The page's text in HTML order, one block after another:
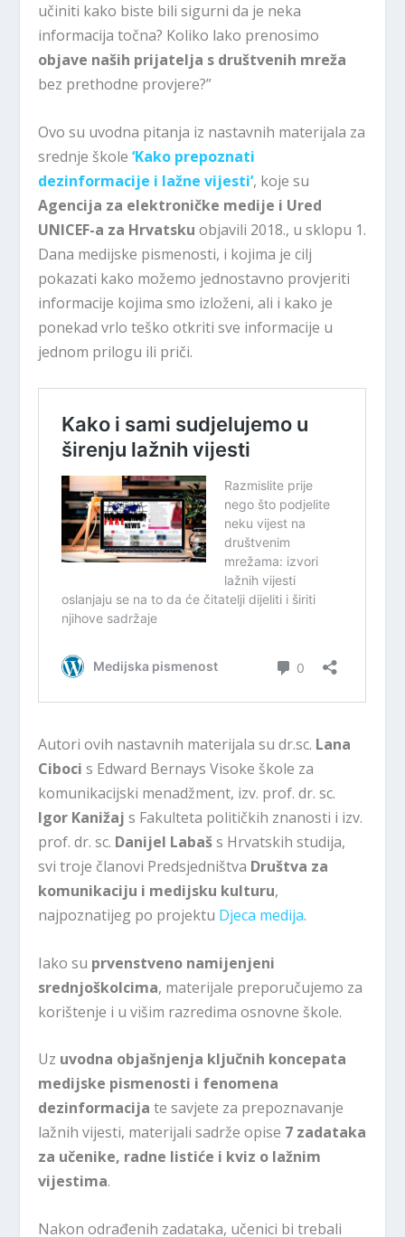
učiniti kako biste bili sigurni da je neka
informacija točna? Koliko lako prenosimo
objave naših prijatelja s društvenih mreža
bez prethodne provjere?”
Ovo su uvodna pitanja iz nastavnih materijala za
srednje škole‘Kako prepoznati
dezinformacije i lažne vijesti’, koje su
Agencija za elektroničke medije i Ured
UNICEF-a za Hrvatsku objavili 2018., u sklopu 1.
Dana medijske pismenosti, i kojima je cilj
pokazati kako možemo jednostavno provjeriti
informacije kojima smo izloženi, ali i kako je
ponekad vrlo teško otkriti sve informacije u
jednom prilogu ili priči.
Autori ovih nastavnih materijala su dr.sc. Lana
Ciboci s Edward Bernays Visoke škole za
komunikacijski menadžment, izv. prof. dr. sc.
Igor Kanižaj s Fakulteta političkih znanosti i izv.
prof. dr. sc. Danijel Labašs Hrvatskih studija,
svi troje članovi Predsjedništva Društva za
komunikaciju i medijsku kulturu,
najpoznatijeg po projektu Djeca medija.
Iako su prvenstveno namijenjeni
srednjoškolcima, materijale preporučujemo za
korištenje i u višim razredima osnovne škole.
Uz uvodna objašnjenja ključnih koncepata
medijske pismenosti i fenomena
dezinformacija te savjete za prepoznavanje
lažnih vijesti, materijali sadrže opise 7 zadataka
za učenike, radne listiće i kviz o lažnim
vijestima.
Nakon odrađenih zadataka, učenici bi trebali